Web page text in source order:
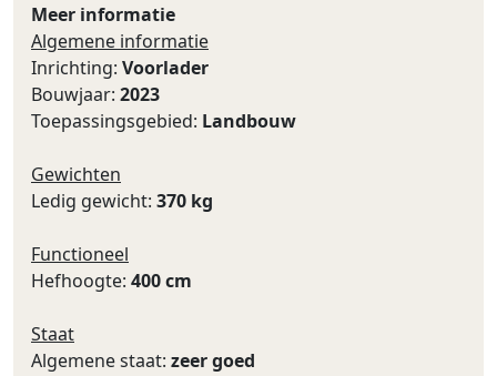
Meer informatie
Algemene informatie
Inrichting: Voorlader
Bouwjaar: 2023
Toepassingsgebied: Landbouw
Gewichten
Ledig gewicht: 370 kg
Functioneel
Hefhoogte: 400 cm
Staat
Algemene staat: zeer goed